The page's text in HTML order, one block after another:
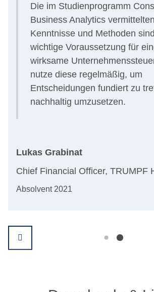
Die im Studienprogramm
Business Analytics vermittelten
Kenntnisse und Methoden
wichtige Voraussetzung für
wirksame
nutze diese regelmäßig, um
Entscheidungen fundiert zu
nachhaltig umzusetzen.
Lukas Grabinat
Chief Financial Officer, TRUMPF
Absolvent 2021